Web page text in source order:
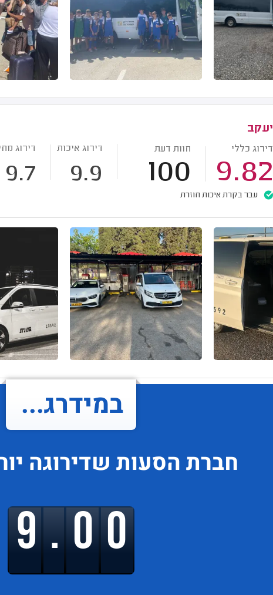
יעקב
דירוג כללי
9.82
חוות דעת
100
דירוג איכות
9.9
דירוג
9.7
עבר בקרת איכות חוזרת
במידרג...
חברת הסעות שדירוגה
9.00